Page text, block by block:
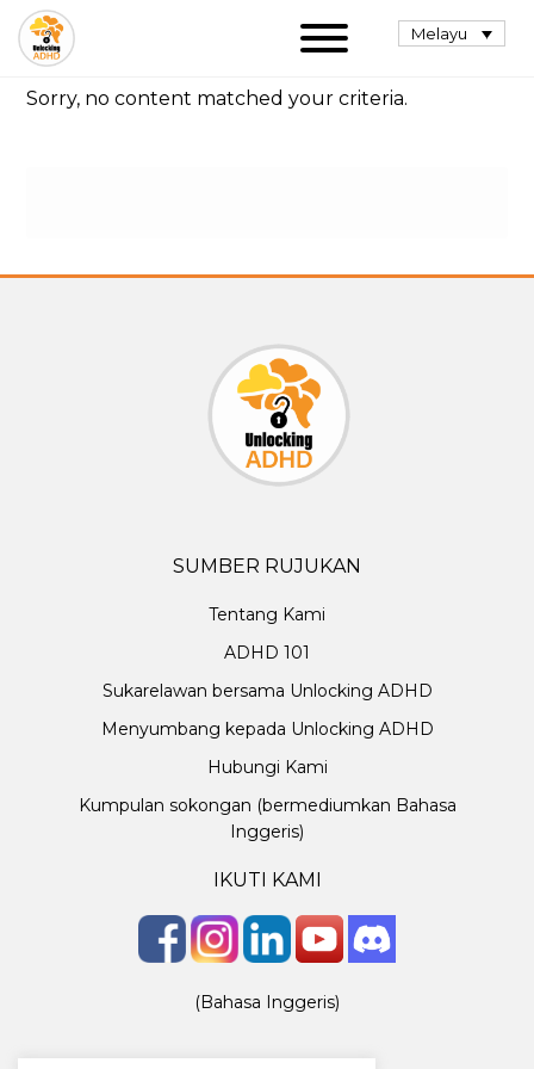
Melayu
Sorry, no content matched your criteria.
SUMBER RUJUKAN
Tentang Kami
ADHD 101
Sukarelawan bersama Unlocking ADHD
Menyumbang kepada Unlocking ADHD
Hubungi Kami
Kumpulan sokongan (bermediumkan Bahasa
Inggeris)
IKUTI KAMI
(Bahasa Inggeris)